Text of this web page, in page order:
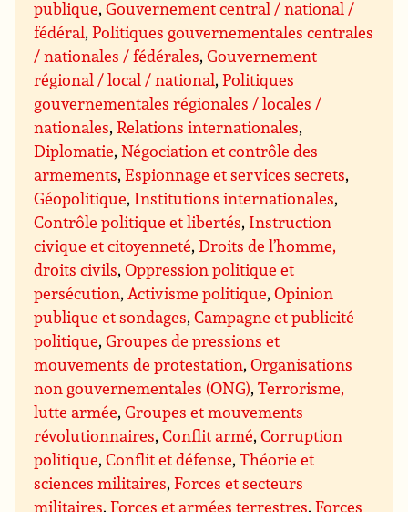
publique,Gouvernement central / national /
fédéral,Politiques gouvernementales centrales
/ nationales / fédérales,Gouvernement
régional / local / national,Politiques
gouvernementales régionales / locales /
nationales,Relations internationales,
Diplomatie,Négociation et contrôle des
armements,Espionnage et services secrets,
Géopolitique, Institutions internationales,
Contrôle politique et libertés, Instruction
civique et citoyenneté,Droits de l’homme,
droits civils,Oppression politique et
persécution,Activisme politique,Opinion
publique et sondages,Campagne et publicité
politique,Groupes de pressions et
mouvements de protestation,Organisations
non gouvernementales (ONG),Terrorisme,
lutte armée,Groupes et mouvements
révolutionnaires,Conflit armé,Corruption
politique,Conflit et défense,Théorie et
sciences militaires,Forces et secteurs
militaires,Forces et armées terrestres,Forces